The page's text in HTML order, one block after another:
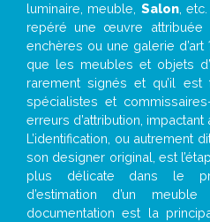
luminaire, meuble, Salon,
repéré une œuvre attribuée
enchères ou une galerie d’art
que les meubles et objets
rarement signés et qu’il est
spécialistes et
erreurs d’attribution, impactant
L’identification, ou autrement
son designer original, est
plus délicate dans le
d’estimation d’un
documentation est la